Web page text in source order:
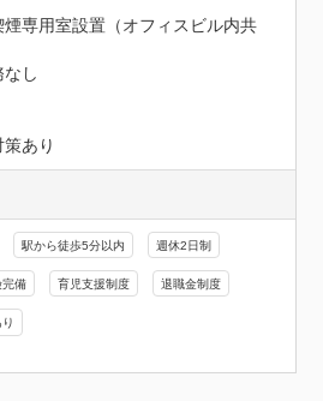
専用室設置（オフィスビル内共
し
あり
駅から徒歩5分以内 週休2日制
完備 育児支援制度 退職金制度